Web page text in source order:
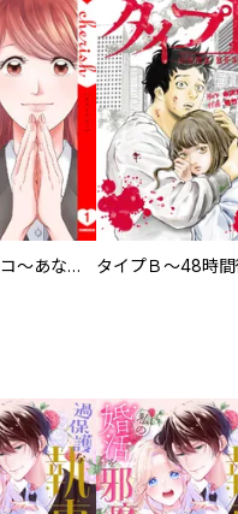
葬儀屋タケコ～あなたの最期、叶えます【電子単行本版】